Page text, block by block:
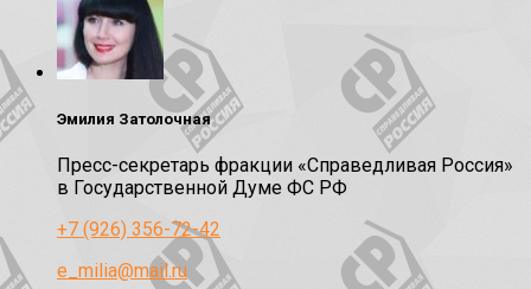
Эмилия Затолочная
Пресс-секретарь фракции «Справедливая Россия»
в Государственной Думе ФС РФ
+7 (926) 356-72-42
e_milia@mail.ru